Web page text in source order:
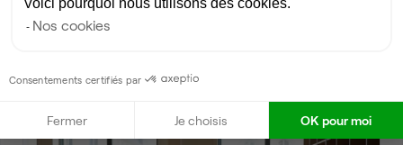
5 postes • 14 m2
Voici pourquoi nous utilisons des cookies.
Nos cookies
Consentements certifiés par
Fermer Je choisis OK pour moi